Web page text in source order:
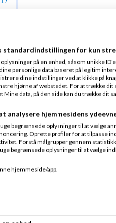
Hej.
Ja..du skal ansøge om
Bemærk, at du ikke kabn få
ansøger.
KreditBank/kreditor
Peter
standardindstillingen for kun
på en enhed, såsom unikke
personlige data baseret på legitim
dine indstillinger ved at klikke på
hjørne af webstedet. For at trække
data, på den side kan du trække dit
analysere hjemmesidens
begrænsede oplysninger til at vælge
Oprette profiler for at tilpasse
Forstå målgrupper gennem
begrænsede oplysninger til at vælge
hjemmeside/app.